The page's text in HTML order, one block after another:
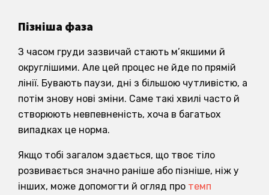
Пізніша фаза
З часом груди зазвичай стають м’якшими й
округлішими. Але цей процес не йде по прямій
лінії. Бувають паузи, дні з більшою чутливістю, а
потім знову нові зміни. Саме такі хвилі часто й
створюють невпевненість, хоча в багатьох
випадках це норма.
Якщо тобі загалом здається, що твоє тіло
розвивається значно раніше або пізніше, ніж у
інших, може допомогти й огляд про темп